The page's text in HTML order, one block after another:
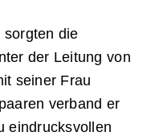
sorgten die
der Leitung von
seiner Frau
verband er
eindrucksvollen